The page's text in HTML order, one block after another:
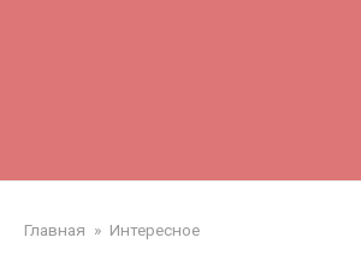
Главная » Интересное